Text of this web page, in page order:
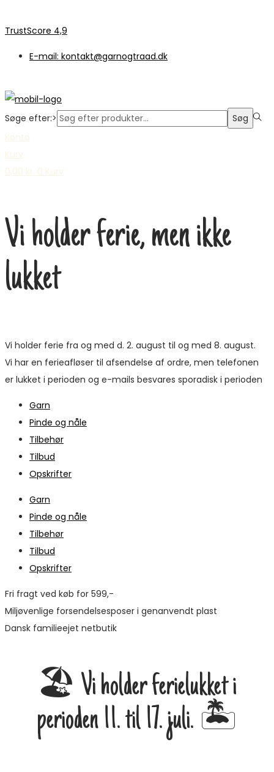
TrustScore 4,9
E-mail: kontakt@garnogtraad.dk
Søge efter:>
Søg
Konto
Kurv
0,00 kr. 0 Kurv
Vi holder ferie, men ikke
lukket
Vi holder ferie fra og med d. 2. august til og med 8. august.
Vi har en ferieafløser til afsendelse af ordre, men telefonen
er lukket i perioden og e-mails besvares sporadisk i perioden
Garn
Pinde og nåle
Tilbehør
Tilbud
Opskrifter
Garn
Pinde og nåle
Tilbehør
Tilbud
Opskrifter
Fri fragt ved køb for 599,-
Miljøvenlige forsendelsesposer i genanvendt plast
Dansk familieejet netbutik
🏖️ Vi holder ferielukket i
perioden 11. til 17. juli. 🏝️